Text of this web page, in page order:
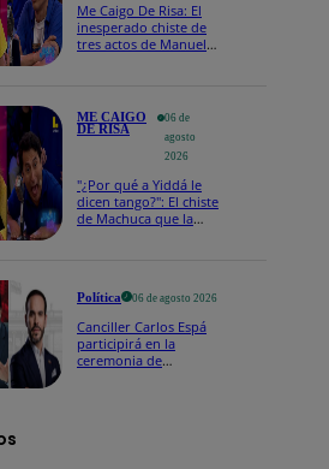
Me Caigo De Risa: El
inesperado chiste de
tres actos de Manuel
ME CAIGO
DE RISA
06 de
agosto
2026
"¿Por qué a Yiddá le
dicen tango?": El chiste
de Machuca que la
Política 06 de agosto 2026
Canciller Carlos Espá
participirá en la
ceremonia de